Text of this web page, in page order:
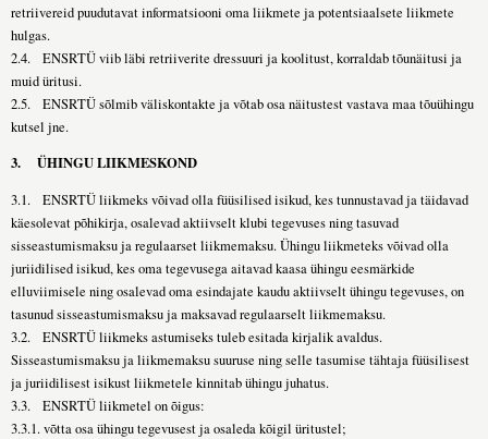
retriivereid puudutavat informatsiooni oma liikmete ja potentsiaalsete liikmete
hulgas.
2.4. ENSRTÜ viib läbi retriiverite dressuuri ja koolitust, korraldab tõunäitusi ja
muid üritusi.
2.5. ENSRTÜ sõlmib väliskontakte ja võtab osa näitustest vastava maa tõuühingu
kutsel jne.
3. ÜHINGU LIIKMESKOND
3.1. ENSRTÜ liikmeks võivad olla füüsilised isikud, kes tunnustavad ja täidavad
käesolevat põhikirja, osalevad aktiivselt klubi tegevuses ning tasuvad
sisseastumismaksu ja regulaarset liikmemaksu. Ühingu liikmeteks võivad olla
juriidilised isikud, kes oma tegevusega aitavad kaasa ühingu eesmärkide
elluviimisele ning osalevad oma esindajate kaudu aktiivselt ühingu tegevuses, on
tasunud sisseastumismaksu ja maksavad regulaarselt liikmemaksu.
3.2. ENSRTÜ liikmeks astumiseks tuleb esitada kirjalik avaldus.
Sisseastumismaksu ja liikmemaksu suuruse ning selle tasumise tähtaja füüsilisest
ja juriidilisest isikust liikmetele kinnitab ühingu juhatus.
3.3. ENSRTÜ liikmetel on õigus:
3.3.1. võtta osa ühingu tegevusest ja osaleda kõigil üritustel;